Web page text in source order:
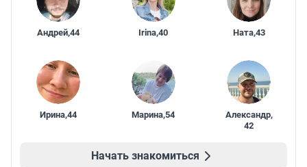
Андрей,44 Irina,40 Ната,43
Ирина,44 Марина,54 Александр,
42
Начать знакомиться